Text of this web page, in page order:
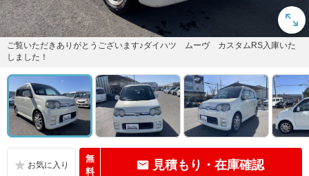
ご覧いただきありがとうございます♪ダイハツ ムーヴ カスタムRS入庫いた
しました！
無
料
見積もり・在庫確認